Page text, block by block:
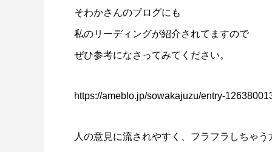
そわかさんのブログにも
私のリーディングが紹介されてますので
ぜひ参考になさってみてください。
https://ameblo.jp/sowakajuzu/entry-
人の意見に流されやすく、フラフラしちゃう